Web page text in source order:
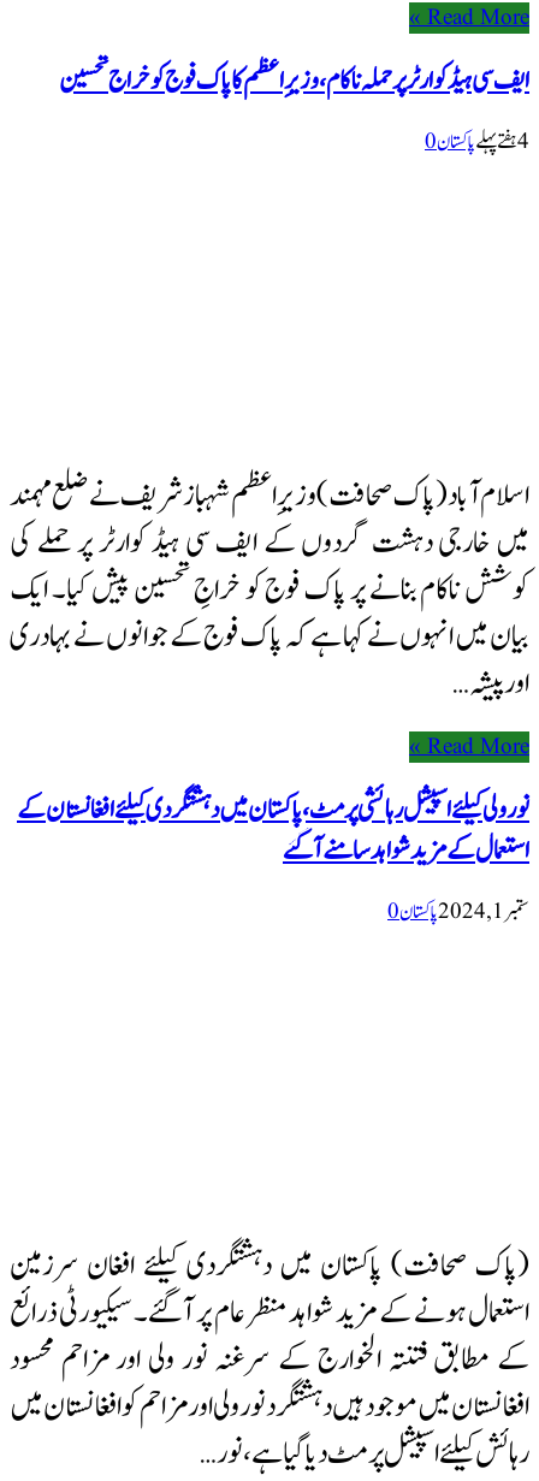
Read More »
ایف سی ہیڈ کوارٹر پر حملہ ناکام، وزیرِ اعظم کا پاک فوج کو خراج تحسین
4 ہفتےپہلے پاکستان0
اسلام آباد (پاک صحافت) وزیرِ اعظم شہباز شریف نے ضلع مہمند
میں خارجی دہشت گردوں کے ایف سی ہیڈ کوارٹر پر حملے کی
کوشش ناکام بنانے پر پاک فوج کو خراجِ تحسین پیش کیا۔ ایک
بیان میں انہوں نے کہا ہے کہ پاک فوج کے جوانوں نے بہادری
اور پیشہ …
Read More »
نور ولی کیلئے اسپیشل رہائشی پرمٹ، پاکستان میں دہشتگردی کیلئے افغانستان کے
استعمال کے مزید شواہد سامنے آگئے
ستمبر 1, 2024 پاکستان0
(پاک صحافت) پاکستان میں دہشتگردی کیلئے افغان سرزمین
استعمال ہونے کے مزید شواہد منظر عام پر آگئے۔ سیکیورٹی ذرائع
کے مطابق فتنتہ الخوارج کے سرغنہ نور ولی اور مزاحم محسود
افغانستان میں موجود ہیں دہشتگرد نور ولی اور مزاحم کو افغانستان میں
رہائش کیلئے اسپیشل پرمٹ دیا گیا ہے، نور …